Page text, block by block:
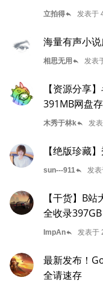
立拍得reply 发表于
海量有声小
相思无用 reply 发表
【资源分享
391MB网盘
木秀于林kreply 发
【绝版珍藏
sun---911reply 发
【干货】B
全收录397GB
ImpAnreply 发表于
最新发布！
全请速存